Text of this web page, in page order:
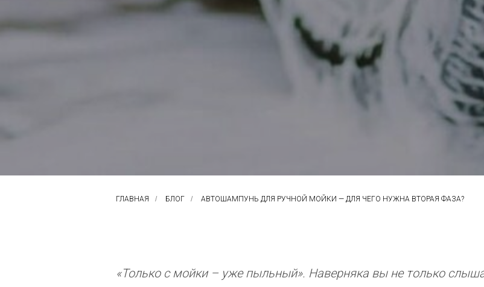
ГЛАВНАЯ / БЛОГ / АВТОШАМПУНЬ ДЛЯ РУЧНОЙ МОЙКИ — ДЛЯ ЧЕГО НУЖНА ВТОРАЯ ФАЗА?
«Только с мойки – уже пыльный». Наверняка вы не только